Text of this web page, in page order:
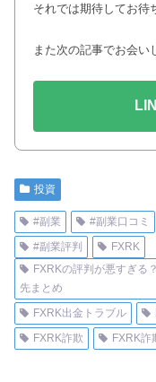
それでは期待してお待
また次の記事でお会い
投資
#副業 #副業口コミ
#副業評判
FXRK
FXRKの評判が悪すぎる
先まとめ
FXRK出金トラブル
FXRK詐欺
FXRK詐